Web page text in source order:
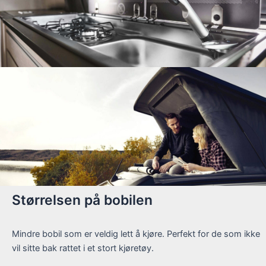
Størrelsen på bobilen
Mindre bobil som er veldig lett å kjøre. Perfekt for de som ikke
vil sitte bak rattet i et stort kjøretøy.